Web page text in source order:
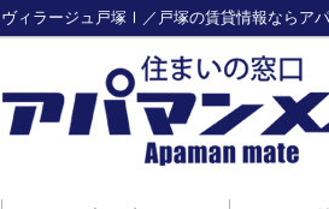
ヴィラージュ戸塚Ⅰ／戸塚の賃貸情報ならア